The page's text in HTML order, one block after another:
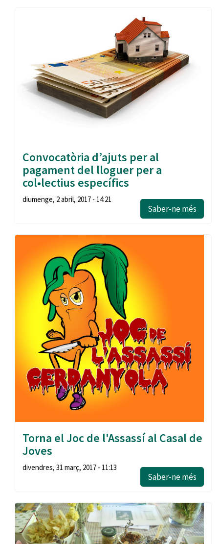
Convocatòria d’ajuts per al
pagament del lloguer per a
col•lectius específics
diumenge, 2 abril, 2017 - 14:21
Saber-ne més
Torna el Joc de l'Assassí al Casal de
Joves
divendres, 31 març, 2017 - 11:13
Saber-ne més